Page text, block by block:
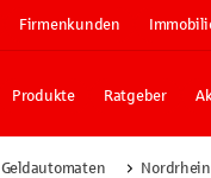
Firmenkunden
Produkte Ratgeber
Geldautomaten